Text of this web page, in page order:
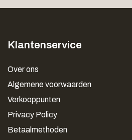
Klantenservice
Over ons
Algemene voorwaarden
Verkooppunten
Privacy Policy
Betaalmethoden